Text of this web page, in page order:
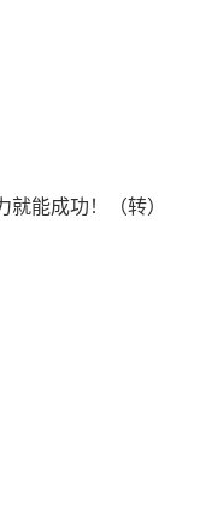
能成功！（转）